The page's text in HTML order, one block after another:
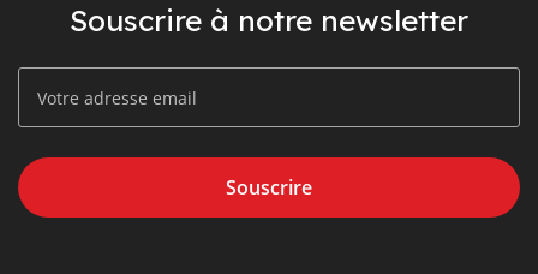
Souscrire à notre newsletter
Souscrire